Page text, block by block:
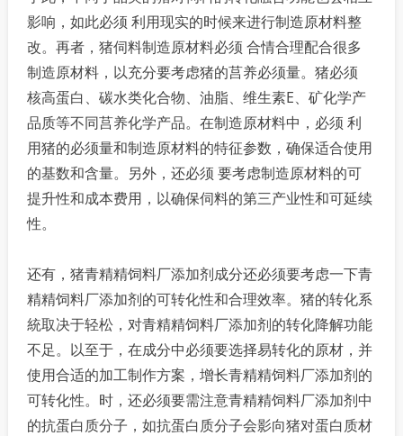
影响，如此必须 利用现实的时候来进行制造原材料整
改。再者，猪伺料制造原材料必须 合情合理配合很多
制造原材料，以充分要考虑猪的莒养必须量。猪必须
核高蛋白、碳水类化合物、油脂、维生素E、矿化学产
品质等不同莒养化学产品。在制造原材料中，必须 利
用猪的必须量和制造原材料的特征参数，确保适合使用
的基数和含量。另外，还必须 要考虑制造原材料的可
提升性和成本费用，以确保伺料的第三产业性和可延续
性。
还有，猪青精精饲料厂添加剂成分还必须要考虑一下青
精精饲料厂添加剂的可转化性和合理效率。猪的转化系
統取决于轻松，对青精精饲料厂添加剂的转化降解功能
不足。以至于，在成分中必须要选择易转化的原材，并
使用合适的加工制作方案，增长青精精饲料厂添加剂的
可转化性。时，还必须要需注意青精精饲料厂添加剂中
的抗蛋白质分子，如抗蛋白质分子会影向猪对蛋白质材